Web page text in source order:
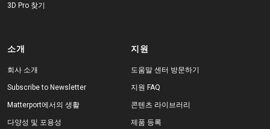
3D Pro 찾기
소개
회사 소개
Subscribe to Newsletter
Matterport에서의 생활
다양성 및 포용성
지원
도움말 센터 방문하기
지원 FAQ
콘텐츠 라이브러리
제품 등록